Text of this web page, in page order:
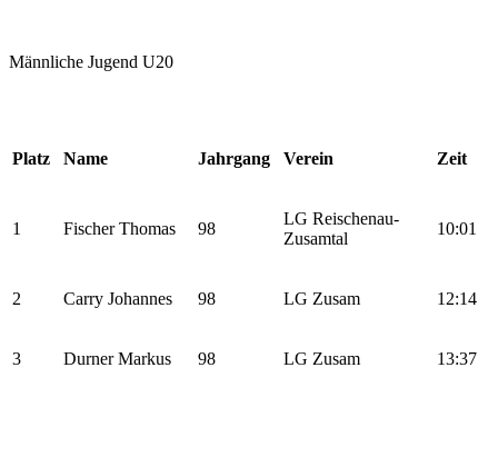
Männliche Jugend U20
Platz Name Jahrgang Verein Zeit
1 Fischer Thomas 98
LG Reischenau-
Zusamtal
10:01
2 Carry Johannes 98 LG Zusam 12:14
3 Durner Markus 98 LG Zusam 13:37